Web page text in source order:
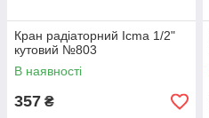
Кран радіаторний Icma 1/2"
кутовий №803
В наявності
357 ₴